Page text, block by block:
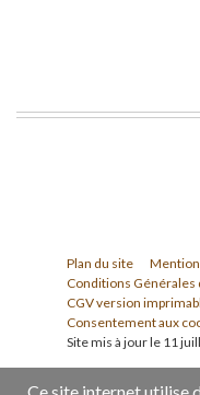
Plan du site
Conditions Générales
CGV version
Consentement aux
Site mis à jour le 11